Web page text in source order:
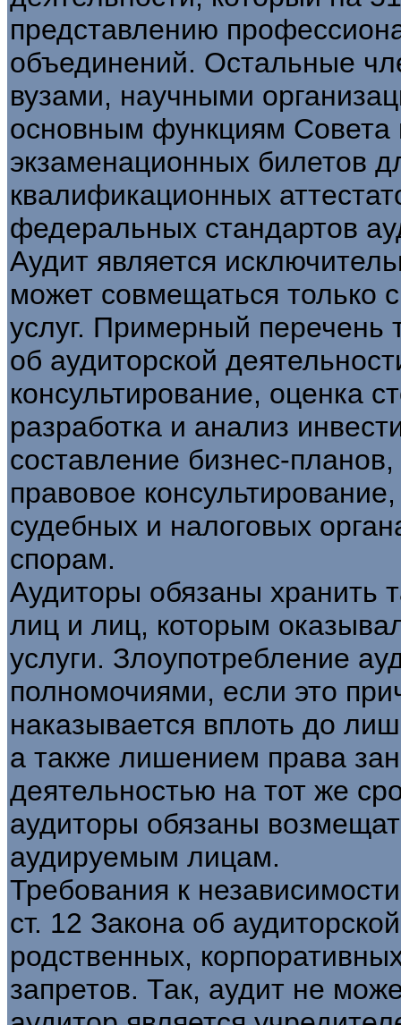
представлению
объединений. Остальные
вузами, научными
основным функциям Совета
экзаменационных билетов
квалификационных
федеральных стандартов
Аудит является
может совмещаться только
услуг. Примерный перечень
об аудиторской
консультирование, оценка
разработка и анализ
составление бизнес-
правовое
судебных и налоговых
спорам.
Аудиторы обязаны хранить
лиц и лиц, которым
услуги. Злоупотребление
полномочиями, если это
наказывается вплоть до
а также лишением права
деятельностью на тот же
аудиторы обязаны
аудируемым лицам.
Требования к
ст. 12 Закона об
родственных,
запретов. Так, аудит не